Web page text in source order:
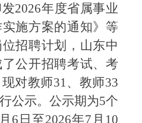
发2026年度省属事业
施方案的通知》 等
招聘计划，山东中
公开招聘考试、考
对教师31、教师33
公示。公示期为5个
月 6 日至2026年7 月 10